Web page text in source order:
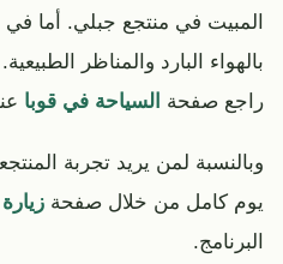
المبيت في منتجع جبلي. أما
بالهواء البارد والمناظر
راجع صفحة السياحة في قوبا
وبالنسبة لمن يريد تجربة
يوم كامل من خلال صفحة
البرنامج.